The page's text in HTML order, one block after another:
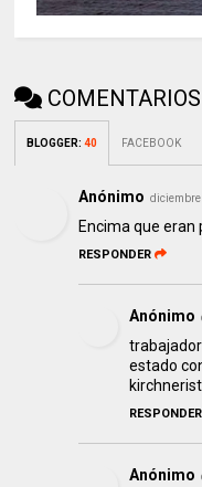
COMENTARIOS
BLOGGER:40 FACEBOOK
Anónimo diciembre
Encima que eran
RESPONDER
Anónimo
estado
RESPONDER
Anónimo